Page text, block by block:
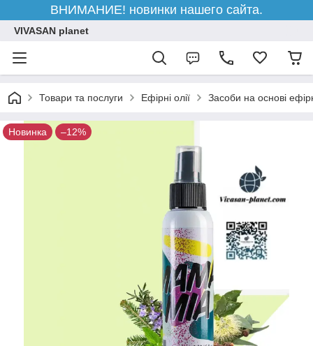
ВНИМАНИЕ! новинки нашего сайта.
VIVASAN planet
Товари та послуги Ефірні олії Засоби на основі
Новинка –12%